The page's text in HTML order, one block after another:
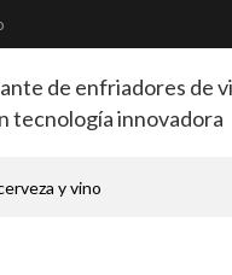
de enfriadores de
tecnología innovadora
y vino